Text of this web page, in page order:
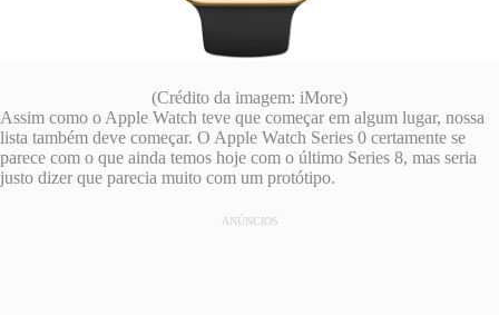
(Crédito da imagem: iMore)
Assim como o Apple Watch teve que começar em algum lugar, nossa
lista também deve começar. O Apple Watch Series 0 certamente se
parece com o que ainda temos hoje com o último Series 8, mas seria
justo dizer que parecia muito com um protótipo.
ANÚNCIOS